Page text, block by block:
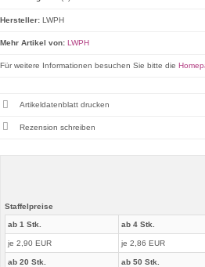
Staffelpreise
ab 1 Stk.
je 2,90 EUR
ab 4 Stk.
je 2,86 EUR
ab 20 Stk. ab 50 Stk.
Hersteller: LWPH
Mehr Artikel von: LWPH
Für weitere Informationen besuchen Sie bitte die
Artikeldatenblatt drucken
Rezension schreiben